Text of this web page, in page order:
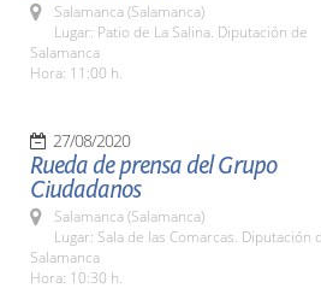
Salamanca (Salamanca)
Lugar: Patio de La Salina. Diputación de
Salamanca
Hora: 11:00 h.
27/08/2020
Rueda de prensa del Grupo
Ciudadanos
Salamanca (Salamanca)
Lugar: Sala de las Comarcas. Diputación
Salamanca
Hora: 10:30 h.